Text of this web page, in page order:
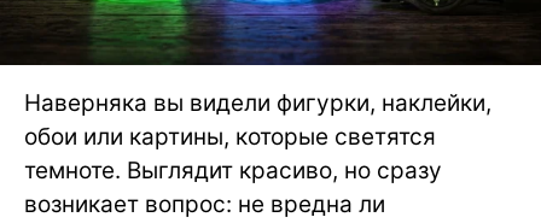
Наверняка вы видели фигурки, наклейки,
обои или картины, которые светятся
темноте. Выглядит красиво, но сразу
возникает вопрос: не вредна ли